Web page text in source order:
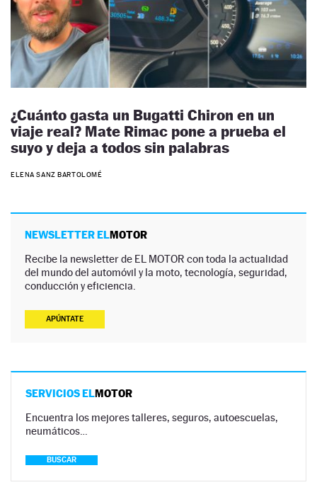
¿Cuánto gasta un Bugatti Chiron en un
viaje real? Mate Rimac pone a prueba el
suyo y deja a todos sin palabras
ELENA SANZ BARTOLOMÉ
NEWSLETTER ELMOTOR
Recibe la newsletter de EL MOTOR con toda la actualidad
del mundo del automóvil y la moto, tecnología, seguridad,
conducción y eficiencia.
APÚNTATE
SERVICIOS ELMOTOR
Encuentra los mejores talleres, seguros, autoescuelas,
neumáticos…
BUSCAR